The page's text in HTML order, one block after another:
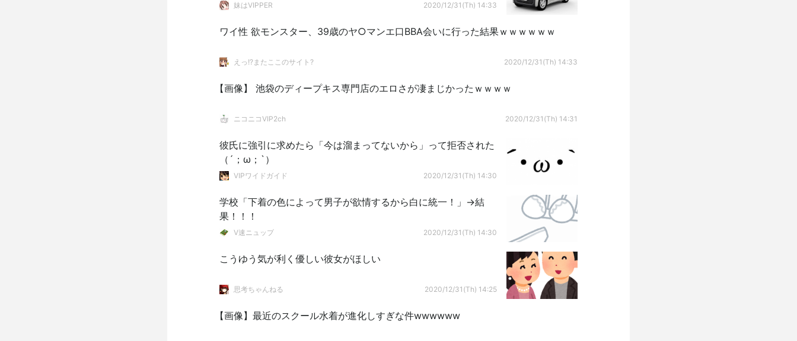
妹はVIPPER 2020/12/31(Th) 14:33
ワイ性 欲モンスター、39歳のヤ○マンエ口BBA会いに行った結果ｗｗｗｗｗｗ
えっ!?またここのサイト? 2020/12/31(Th) 14:33
【画像】 池袋のディープキス専門店のエロさが凄まじかったｗｗｗｗ
ニコニコVIP2ch 2020/12/31(Th) 14:31
彼氏に強引に求めたら「今は溜まってないから」って拒否された
（´；ω；`）
VIPワイドガイド 2020/12/31(Th) 14:30
学校「下着の色によって男子が欲情するから白に統一！」→結
果！！！
V速ニュップ 2020/12/31(Th) 14:30
こうゆう気が利く優しい彼女がほしい
思考ちゃんねる 2020/12/31(Th) 14:25
【画像】最近のスクール水着が進化しすぎな件wwwwww